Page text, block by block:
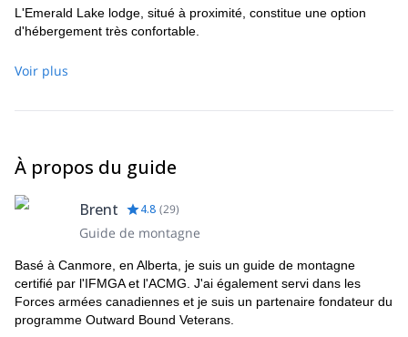
L'Emerald Lake lodge, situé à proximité, constitue une option
d'hébergement très confortable.
Voir plus
À propos du guide
Brent 4.8 (29)
Guide de montagne
Basé à Canmore, en Alberta, je suis un guide de montagne
certifié par l'IFMGA et l'ACMG. J'ai également servi dans les
Forces armées canadiennes et je suis un partenaire fondateur du
programme Outward Bound Veterans.